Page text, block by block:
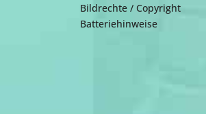
Bildrechte / Copyright
Batteriehinweise